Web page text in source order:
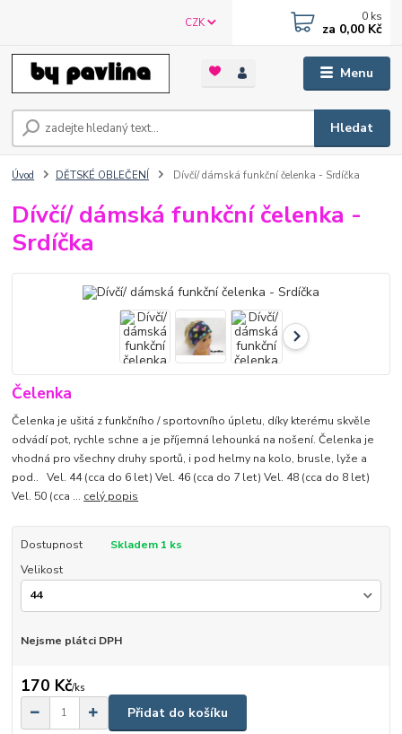
Menu
CZK
Hledat
0 ks
za 0,00 Kč
Úvod DĚTSKÉ OBLEČENÍ Dívčí/ dámská funkční čelenka - Srdíčka
Dívčí/ dámská funkční čelenka -
Srdíčka
Čelenka
Čelenka je ušitá z funkčního / sportovního úpletu, díky kterému skvěle
odvádí pot, rychle schne a je příjemná lehounká na nošení. Čelenka je
vhodná pro všechny druhy sportů, i pod helmy na kolo, brusle, lyže a
pod.. Vel. 44 (cca do 6 let) Vel. 46 (cca do 7 let) Vel. 48 (cca do 8 let)
Vel. 50 (cca ... celý popis
Dostupnost
Skladem 1 ks
Velikost
Nejsme plátci DPH
170 Kč/ks
Přidat do košíku